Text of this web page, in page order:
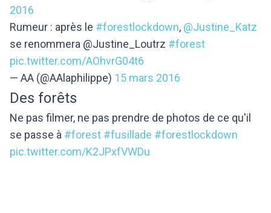
2016
Rumeur : après le #forestlockdown, @Justine_Katz
se renommera @Justine_Loutrz #forest
pic.twitter.com/AOhvrG04t6
— AA (@AAlaphilippe) 15 mars 2016
Des forêts
Ne pas filmer, ne pas prendre de photos de ce qu'il
se passe à #forest #fusillade #forestlockdown
pic.twitter.com/K2JPxfVWDu